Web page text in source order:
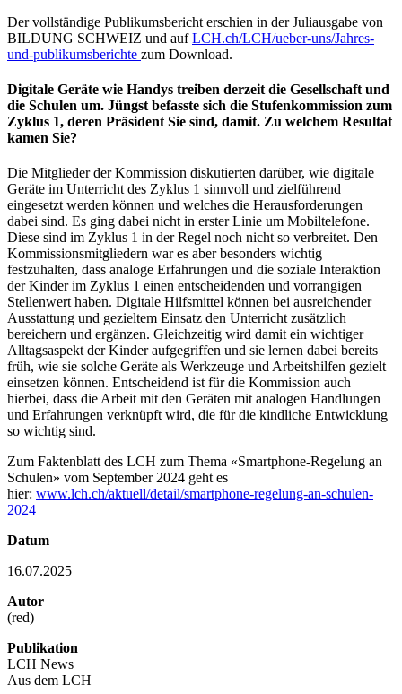
Der vollständige Publikumsbericht erschien in der Juliausgabe von
BILDUNG SCHWEIZ und aufLCH.ch/LCH/ueber-uns/Jahres-
und-publikumsberichte zum Download.
Digitale Geräte wie Handys treiben derzeit die Gesellschaft und
die Schulen um. Jüngst befasste sich die Stufenkommission zum
Zyklus 1, deren Präsident Sie sind, damit. Zu welchem Resultat
kamen Sie?
Die Mitglieder der Kommission diskutierten darüber, wie digitale
Geräte im Unterricht des Zyklus 1 sinnvoll und zielführend
eingesetzt werden können und welches die Herausforderungen
dabei sind. Es ging dabei nicht in erster Linie um Mobiltelefone.
Diese sind im Zyklus 1 in der Regel noch nicht so verbreitet. Den
Kommissionsmitgliedern war es aber besonders wichtig
festzuhalten, dass analoge Erfahrungen und die soziale Interaktion
der Kinder im Zyklus 1 einen entscheidenden und vorrangigen
Stellenwert haben. Digitale Hilfsmittel können bei ausreichender
Ausstattung und gezieltem Einsatz den Unterricht zusätzlich
bereichern und ergänzen. Gleichzeitig wird damit ein wichtiger
Alltagsaspekt der Kinder aufgegriffen und sie lernen dabei bereits
früh, wie sie solche Geräte als Werkzeuge und Arbeitshilfen gezielt
einsetzen können. Entscheidend ist für die Kommission auch
hierbei, dass die Arbeit mit den Geräten mit analogen Handlungen
und Erfahrungen verknüpft wird, die für die kindliche Entwicklung
so wichtig sind.
Zum Faktenblatt des LCH zum Thema «Smartphone-Regelung an
Schulen» vom September 2024 geht es
hier: www.lch.ch/aktuell/detail/smartphone-regelung-an-schulen-
2024
Datum
16.07.2025
Autor
(red)
Publikation
LCH News
Aus dem LCH